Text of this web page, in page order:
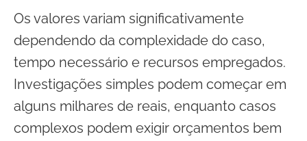
Os valores variam significativamente
dependendo da complexidade do caso,
tempo necessário e recursos empregados.
Investigações simples podem começar em
alguns milhares de reais, enquanto casos
complexos podem exigir orçamentos bem